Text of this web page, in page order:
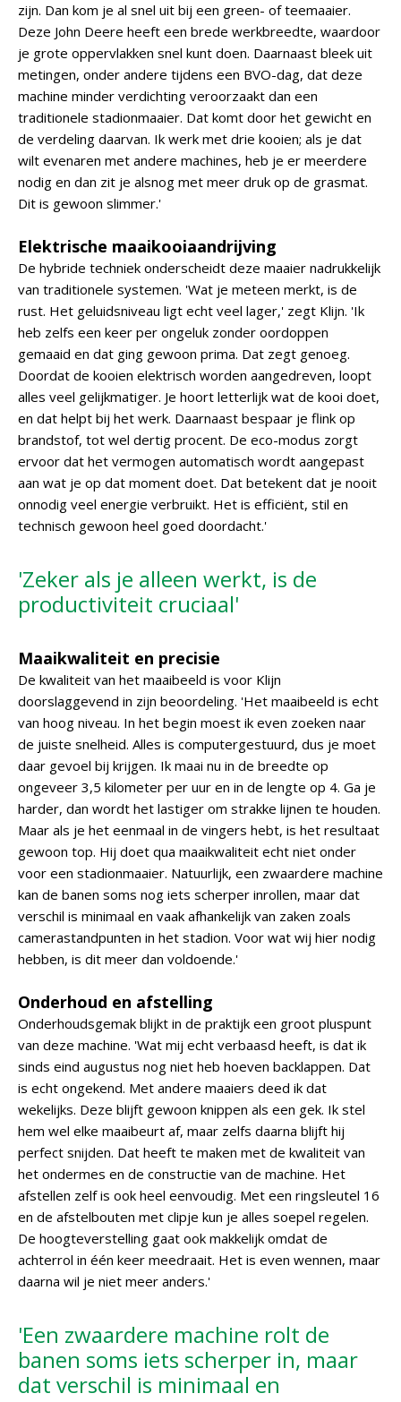
zijn. Dan kom je al snel uit bij een green- of teemaaier.
Deze John Deere heeft een brede werkbreedte, waardoor
je grote oppervlakken snel kunt doen. Daarnaast bleek uit
metingen, onder andere tijdens een BVO-dag, dat deze
machine minder verdichting veroorzaakt dan een
traditionele stadionmaaier. Dat komt door het gewicht en
de verdeling daarvan. Ik werk met drie kooien; als je dat
wilt evenaren met andere machines, heb je er meerdere
nodig en dan zit je alsnog met meer druk op de grasmat.
Dit is gewoon slimmer.'
Elektrische maaikooiaandrijving
De hybride techniek onderscheidt deze maaier nadrukkelijk
van traditionele systemen. 'Wat je meteen merkt, is de
rust. Het geluidsniveau ligt echt veel lager,' zegt Klijn. 'Ik
heb zelfs een keer per ongeluk zonder oordoppen
gemaaid en dat ging gewoon prima. Dat zegt genoeg.
Doordat de kooien elektrisch worden aangedreven, loopt
alles veel gelijkmatiger. Je hoort letterlijk wat de kooi doet,
en dat helpt bij het werk. Daarnaast bespaar je flink op
brandstof, tot wel dertig procent. De eco-modus zorgt
ervoor dat het vermogen automatisch wordt aangepast
aan wat je op dat moment doet. Dat betekent dat je nooit
onnodig veel energie verbruikt. Het is efficiënt, stil en
technisch gewoon heel goed doordacht.'
'Zeker als je alleen werkt, is de
productiviteit cruciaal'
Maaikwaliteit en precisie
De kwaliteit van het maaibeeld is voor Klijn
doorslaggevend in zijn beoordeling. 'Het maaibeeld is echt
van hoog niveau. In het begin moest ik even zoeken naar
de juiste snelheid. Alles is computergestuurd, dus je moet
daar gevoel bij krijgen. Ik maai nu in de breedte op
ongeveer 3,5 kilometer per uur en in de lengte op 4. Ga je
harder, dan wordt het lastiger om strakke lijnen te houden.
Maar als je het eenmaal in de vingers hebt, is het resultaat
gewoon top. Hij doet qua maaikwaliteit echt niet onder
voor een stadionmaaier. Natuurlijk, een zwaardere machine
kan de banen soms nog iets scherper inrollen, maar dat
verschil is minimaal en vaak afhankelijk van zaken zoals
camerastandpunten in het stadion. Voor wat wij hier nodig
hebben, is dit meer dan voldoende.'
Onderhoud en afstelling
Onderhoudsgemak blijkt in de praktijk een groot pluspunt
van deze machine. 'Wat mij echt verbaasd heeft, is dat ik
sinds eind augustus nog niet heb hoeven backlappen. Dat
is echt ongekend. Met andere maaiers deed ik dat
wekelijks. Deze blijft gewoon knippen als een gek. Ik stel
hem wel elke maaibeurt af, maar zelfs daarna blijft hij
perfect snijden. Dat heeft te maken met de kwaliteit van
het ondermes en de constructie van de machine. Het
afstellen zelf is ook heel eenvoudig. Met een ringsleutel 16
en de afstelbouten met clipje kun je alles soepel regelen.
De hoogteverstelling gaat ook makkelijk omdat de
achterrol in één keer meedraait. Het is even wennen, maar
daarna wil je niet meer anders.'
'Een zwaardere machine rolt de
banen soms iets scherper in, maar
dat verschil is minimaal en